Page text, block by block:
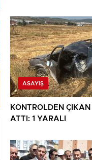
ASAYIŞ
KONTROLDEN
ATTI: 1 YARALI